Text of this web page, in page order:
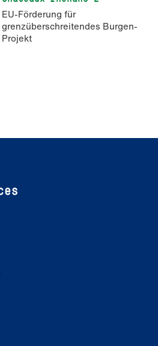
EU-Förderung für
grenzüberschreitendes Burgen-
Projekt